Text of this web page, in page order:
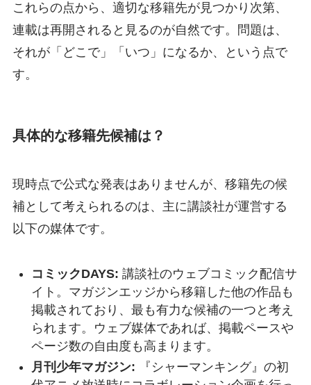
これらの点から、適切な移籍先が見つかり次第、
連載は再開されると見るのが自然です。問題は、
それが「どこで」「いつ」になるか、という点で
す。
具体的な移籍先候補は？
現時点で公式な発表はありませんが、移籍先の候
補として考えられるのは、主に講談社が運営する
以下の媒体です。
コミックDAYS: 講談社のウェブコミック配信サ
イト。マガジンエッジから移籍した他の作品も
掲載されており、最も有力な候補の一つと考え
られます。ウェブ媒体であれば、掲載ペースや
ページ数の自由度も高まります。
月刊少年マガジン: 『シャーマンキング』の初